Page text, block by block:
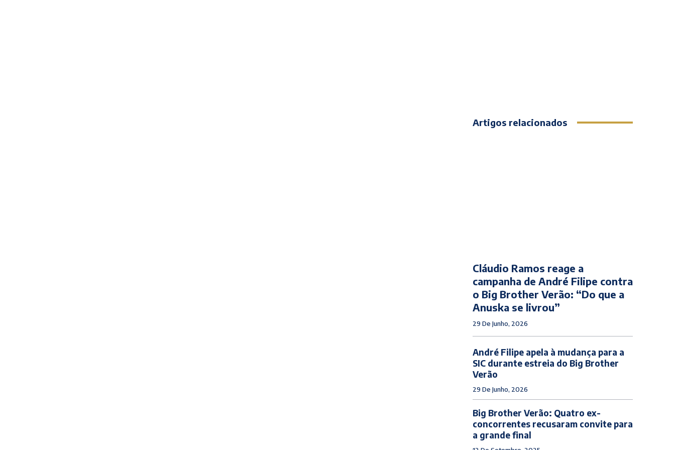
Artigos relacionados
Cláudio Ramos reage a
campanha de André Filipe contra
o Big Brother Verão: “Do que a
Anuska se livrou”
29 De Junho, 2026
André Filipe apela à mudança para a
SIC durante estreia do Big Brother
Verão
29 De Junho, 2026
Big Brother Verão: Quatro ex-
concorrentes recusaram convite para
a grande final